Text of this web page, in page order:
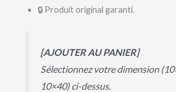
🔒 Produit original garanti.
[AJOUTER AU PANIER]
Sélectionnez votre dimension
10×40) ci-dessus.